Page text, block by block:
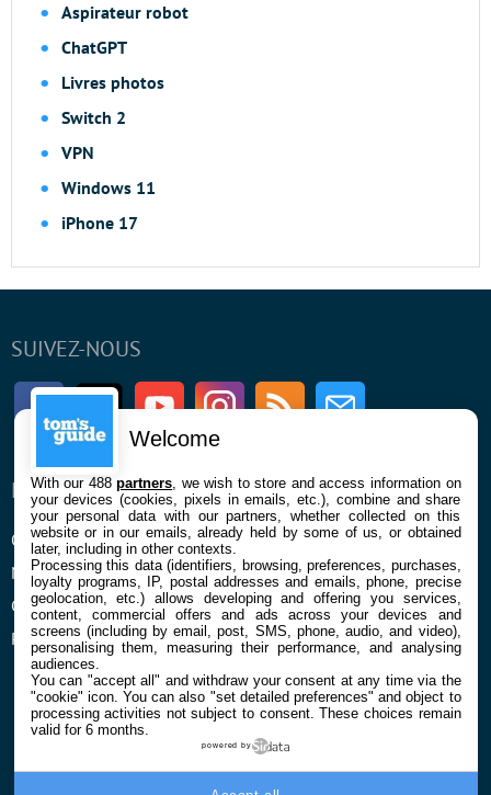
Aspirateur robot
ChatGPT
Livres photos
Switch 2
VPN
Windows 11
iPhone 17
SUIVEZ-NOUS
FacebookTwitter Youtube InstagramRSS Newsletter
ENTREPRISE
Qui sommes nous
Mentions légales et CGU
Confidentialité et Cookies
Préférences cookies
À PROPOS
La rédaction
Contact
Welcome
With our 488partners , we wish to store and access information on
your devices (cookies, pixels in emails, etc.), combine and share
your personal data with our partners, whether collected on this
website or in our emails, already held by some of us, or obtained
later, including in other contexts.
Processing this data (identifiers, browsing, preferences, purchases,
loyalty programs, IP, postal addresses and emails, phone, precise
geolocation, etc.) allows developing and offering you services,
content, commercial offers and ads across your devices and
screens (including by email, post, SMS, phone, audio, and video),
personalising them, measuring their performance, and analysing
audiences.
You can "accept all" and withdraw your consent at any time via the
"cookie" icon. You can also "set detailed preferences" and object to
processing activities not subject to consent. These choices remain
valid for 6 months.
powered by